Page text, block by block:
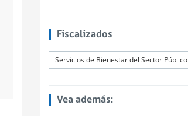
Fiscalizados
Servicios de Bienestar del Sector Público
Vea además: